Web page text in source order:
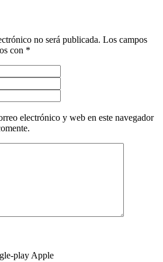
no será publicada. Los campos
con *
electrónico y web en este navegador
play Apple